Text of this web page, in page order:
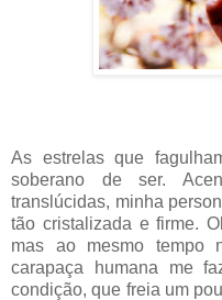
As estrelas que
soberano de ser.
translúcidas, minha
tão cristalizada e firme.
mas ao mesmo tempo
carapaça humana me
condição, que freia um